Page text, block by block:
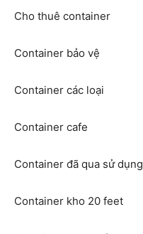
Cho thuê container
Container bảo vệ
Container các loại
Container cafe
Container đã qua sử dụng
Container kho 20 feet